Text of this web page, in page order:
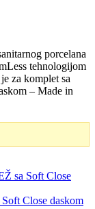
RSD.
porcelana
tehnologijom
za komplet sa
– Made in